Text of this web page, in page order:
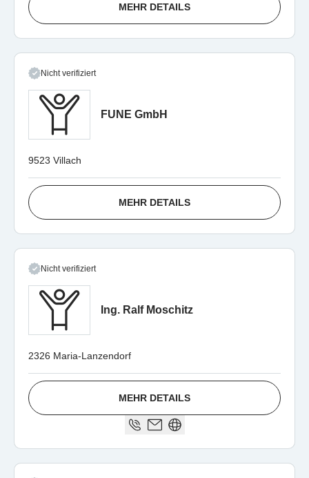
MEHR DETAILS
Nicht verifiziert
FUNE GmbH
9523 Villach
MEHR DETAILS
Nicht verifiziert
Ing. Ralf Moschitz
2326 Maria-Lanzendorf
MEHR DETAILS